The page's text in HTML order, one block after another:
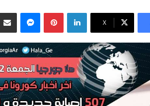
‫X
لينكدإن بينتيريستماسنجر